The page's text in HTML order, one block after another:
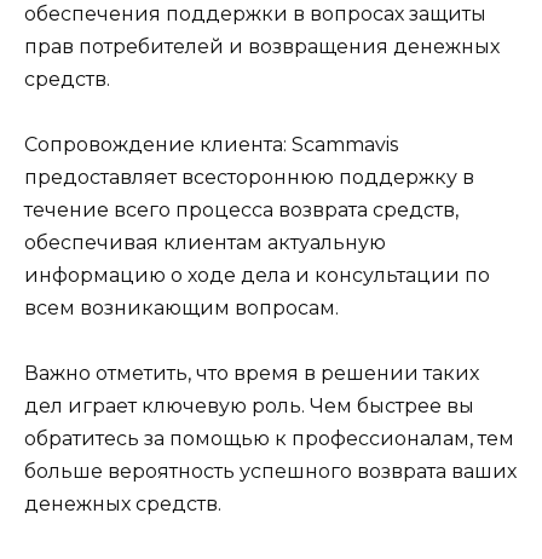
обеспечения поддержки в вопросах защиты
прав потребителей и возвращения денежных
средств.
Сопровождение клиента: Scammavis
предоставляет всестороннюю поддержку в
течение всего процесса возврата средств,
обеспечивая клиентам актуальную
информацию о ходе дела и консультации по
всем возникающим вопросам.
Важно отметить, что время в решении таких
дел играет ключевую роль. Чем быстрее вы
обратитесь за помощью к профессионалам, тем
больше вероятность успешного возврата ваших
денежных средств.